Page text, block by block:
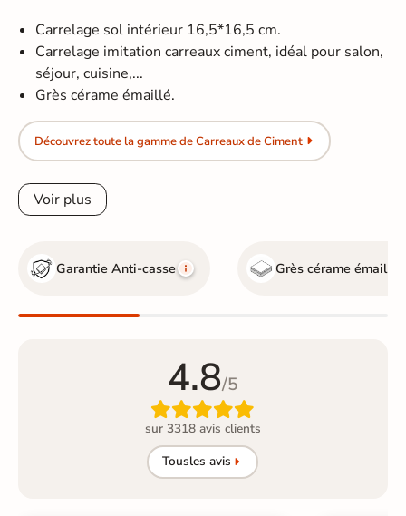
Carrelage sol intérieur 16,5*16,5 cm.
Carrelage imitation carreaux ciment, idéal pour salon,
séjour, cuisine,...
Grès cérame émaillé.
Découvrez toute la gamme de Carreaux de Ciment
Voir plus
Garantie Anti-casse Grès cérame émaillé
4.8/5

sur 3318 avis clients
Tousles avis